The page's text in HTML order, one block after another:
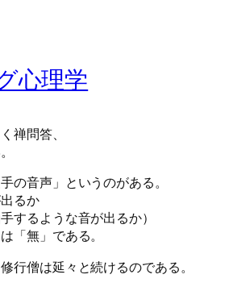
心理学
禅問答、
の音声」というのがある。
るか
するような音が出るか）
「無」である。
行僧は延々と続けるのである。